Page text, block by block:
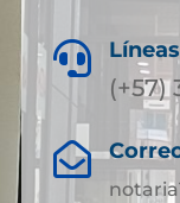

(+57)
